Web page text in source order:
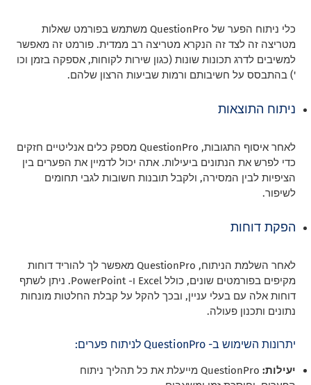
כלי ניתוח הפער של QuestionPro משתמש בפורמט שאלות
מטריצה זה לצד זה הנקרא מטריצה רב ממדית. פורמט זה מאפשר
למשיבים לדרג תכונות שונות (כגון שירות לקוחות, אספקה בזמן וכו
') בהתבסס על חשיבותם ורמות שביעות הרצון שלהם.
ניתוח התוצאות
לאחר איסוף התגובות, QuestionPro מספק כלים אנליטיים חזקים
כדי לפרש את הנתונים ביעילות. אתה יכול לדמיין את הפערים בין
הציפיות לבין המסירה, ולקבל תובנות חשובות לגבי תחומים
לשיפור.
הפקת דוחות
לאחר השלמת הניתוח, QuestionPro מאפשר לך להוריד דוחות
מקיפים בפורמטים שונים, כולל Excel ו- PowerPoint. ניתן לשתף
דוחות אלה עם בעלי עניין, ובכך להקל על קבלת החלטות מונחות
נתונים ותכנון פעולה.
יתרונות השימוש ב- QuestionPro לניתוח פערים:
יעילות:
QuestionPro מייעלת את כל תהליך ניתוח